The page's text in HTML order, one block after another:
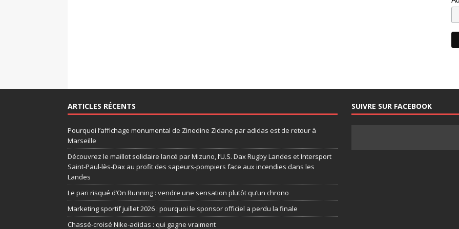
ARTICLES RÉCENTS
Pourquoi l’affichage monumental de Zinedine Zidane par adidas est de retour à
Marseille
Découvrez le maillot solidaire lancé par Mizuno, l’U.S. Dax Rugby Landes et Intersport
Saint-Paul-lès-Dax au profit des sapeurs-pompiers face aux incendies dans les
Landes
Le pari risqué d’On Running : vendre une sensation plutôt qu’un chrono
Marketing sportif juillet 2026 : pourquoi le sponsor officiel a perdu la finale
Chassé-croisé Nike-adidas : qui gagne vraiment
SUIVRE SUR FACEBOOK